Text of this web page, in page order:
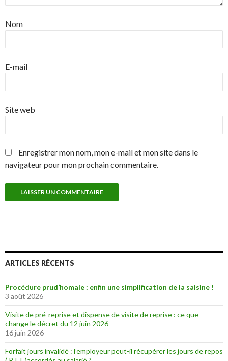
Nom
E-mail
Site web
Enregistrer mon nom, mon e-mail et mon site dans le
navigateur pour mon prochain commentaire.
ARTICLES RÉCENTS
Procédure prud’homale : enfin une simplification de la saisine !
3 août 2026
Visite de pré-reprise et dispense de visite de reprise : ce que
change le décret du 12 juin 2026
16 juin 2026
Forfait jours invalidé : l’employeur peut-il récupérer les jours de repos